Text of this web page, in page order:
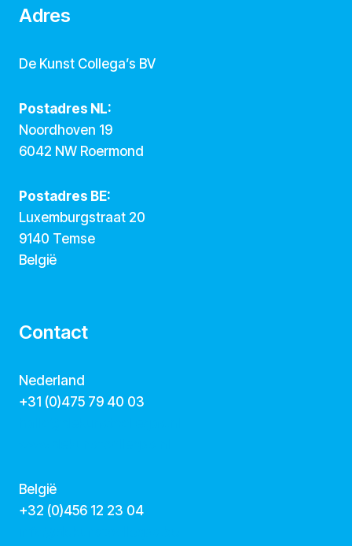
Adres
De Kunst Collega’s BV
Postadres NL:
Noordhoven 19
6042 NW Roermond
Postadres BE:
Luxemburgstraat 20
9140 Temse
België
Contact
Nederland
+31 (0)475 79 40 03
België
‭+32 (0)456 12 23 04‬